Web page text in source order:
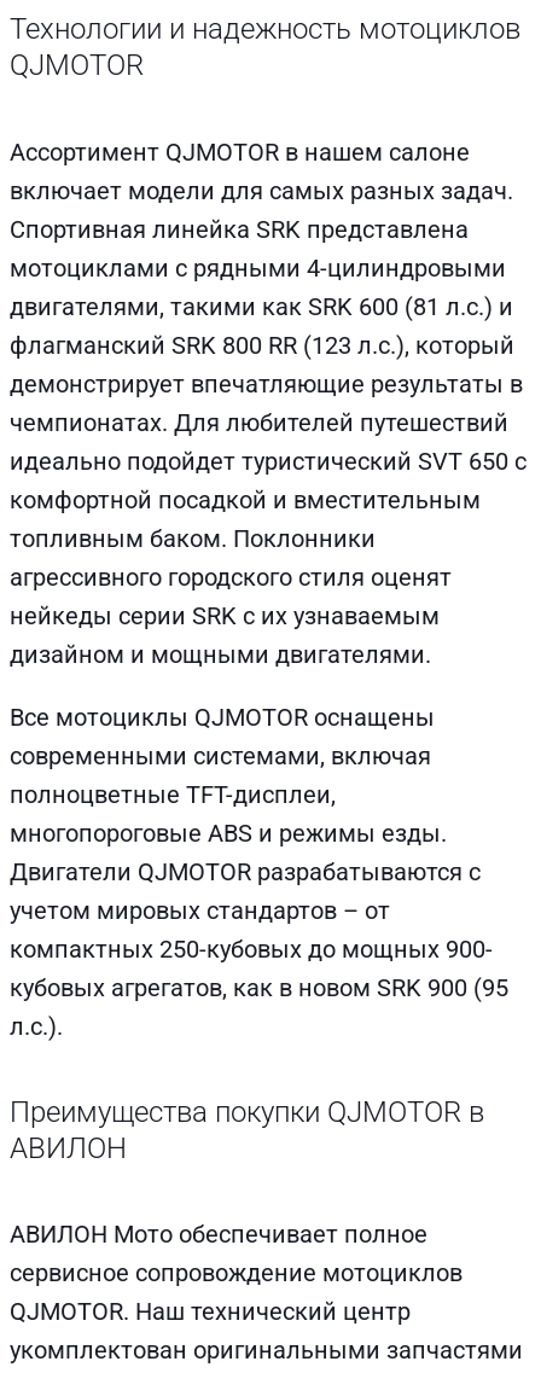
Технологии и надежность мотоциклов
QJMOTOR
Ассортимент QJMOTOR в нашем салоне
включает модели для самых разных задач.
Спортивная линейка SRK представлена
мотоциклами с рядными 4-цилиндровыми
двигателями, такими как SRK 600 (81 л.с.) и
флагманский SRK 800 RR (123 л.с.), который
демонстрирует впечатляющие результаты в
чемпионатах. Для любителей путешествий
идеально подойдет туристический SVT 650 с
комфортной посадкой и вместительным
топливным баком. Поклонники
агрессивного городского стиля оценят
нейкеды серии SRK с их узнаваемым
дизайном и мощными двигателями.
Все мотоциклы QJMOTOR оснащены
современными системами, включая
полноцветные TFT-дисплеи,
многопороговые ABS и режимы езды.
Двигатели QJMOTOR разрабатываются с
учетом мировых стандартов – от
компактных 250-кубовых до мощных 900-
кубовых агрегатов, как в новом SRK 900 (95
л.с.).
Преимущества покупки QJMOTOR в
АВИЛОН
АВИЛОН Мото обеспечивает полное
сервисное сопровождение мотоциклов
QJMOTOR. Наш технический центр
укомплектован оригинальными запчастями